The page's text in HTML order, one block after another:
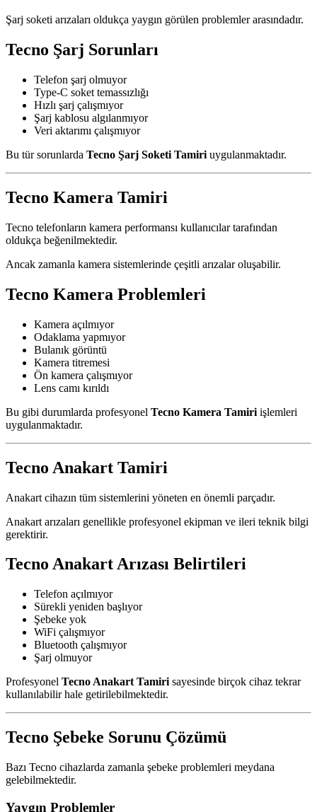
Şarj soketi arızaları oldukça yaygın görülen problemler arasındadır.
Tecno Şarj Sorunları
Telefon şarj olmuyor
Type-C soket temassızlığı
Hızlı şarj çalışmıyor
Şarj kablosu algılanmıyor
Veri aktarımı çalışmıyor
Bu tür sorunlarda Tecno Şarj Soketi Tamiri uygulanmaktadır.
Tecno Kamera Tamiri
Tecno telefonların kamera performansı kullanıcılar tarafından
oldukça beğenilmektedir.
Ancak zamanla kamera sistemlerinde çeşitli arızalar oluşabilir.
Tecno Kamera Problemleri
Kamera açılmıyor
Odaklama yapmıyor
Bulanık görüntü
Kamera titremesi
Ön kamera çalışmıyor
Lens camı kırıldı
Bu gibi durumlarda profesyonel Tecno Kamera Tamiri işlemleri
uygulanmaktadır.
Tecno Anakart Tamiri
Anakart cihazın tüm sistemlerini yöneten en önemli parçadır.
Anakart arızaları genellikle profesyonel ekipman ve ileri teknik bilgi
gerektirir.
Tecno Anakart Arızası Belirtileri
Telefon açılmıyor
Sürekli yeniden başlıyor
Şebeke yok
WiFi çalışmıyor
Bluetooth çalışmıyor
Şarj olmuyor
Profesyonel Tecno Anakart Tamiri sayesinde birçok cihaz tekrar
kullanılabilir hale getirilebilmektedir.
Tecno Şebeke Sorunu Çözümü
Bazı Tecno cihazlarda zamanla şebeke problemleri meydana
gelebilmektedir.
Yaygın Problemler